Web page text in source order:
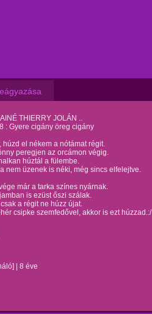
THIERRY JOLÁN ..
: Gyere cigány öreg cigány
el nékem a nótámat régit.
peregjen az orcámon végig.
húztál a fülembe.
nem üzenek is néki, még sincs elfelejtve.
már a tarka színes nyárnak.
is ezüst őszi szálak.
a régit ne húzz újat.
csipke szemfedővel, akkor is ezt húzzad.:/
8 éve